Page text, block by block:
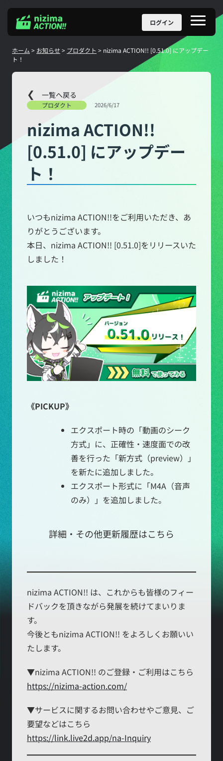
Skip
content
メ
ー
ログイン
ホーム > お知らせ > プロダクト > nizima ACTION!! [0.51.0] にアップデー
ト！
一覧へ戻る
プロダクト 2026/6/17
nizima ACTION!!
[0.51.0] にアップデー
ト！
いつもnizima ACTION!!をご利用いただき、あ
りがとうございます。
本日、nizima ACTION!! [0.51.0]をリリースいた
しました！
《PICKUP》
エクスポート時の「動画のシーク
方式」に、正確性・速度面での改
善を行った「新方式（preview）」
を新たに追加しました。
エクスポート形式に「M4A（音声
のみ）」を追加しました。
詳細・その他更新履歴はこちら
nizima ACTION!! は、これからも皆様のフィー
ドバックを頂きながら発展を続けてまいりま
す。
今後ともnizima ACTION!! をよろしくお願いい
たします。
▼nizima ACTION!! のご登録・ご利用はこちら
https://nizima-action.com/
▼サービスに関するお問い合わせやご意見、ご
要望などはこちら
https://link.live2d.app/na-Inquiry